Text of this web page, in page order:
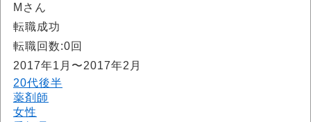
Mさん
転職成功
転職回数:0回
2017年1月〜2017年2月
20代後半
薬剤師
女性